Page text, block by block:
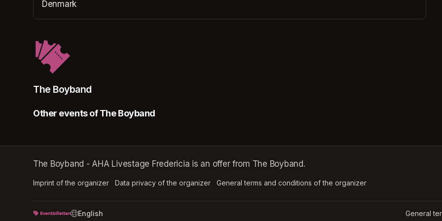
Denmark
The Boyband
Other events of The Boyband
The Boyband - AHA Livestage Fredericia is an offer from The Boyband.
Imprint of the organizer (opens in a new tab)
Data privacy of the organizer (opens in a new tab)
General terms and conditions of the organizer
SWITCH LANGUAGE
General